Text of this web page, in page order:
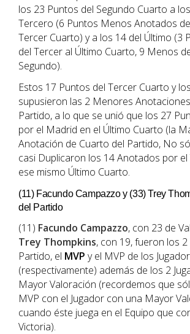
los 23 Puntos del Segundo Cuarto a
Tercero (6 Puntos Menos Anotados
Tercer Cuarto) y a los 14 del Último (3
del Tercer al Último Cuarto, 9 Menos
Segundo).
Estos 17 Puntos del Tercer Cuarto y
supusieron las 2 Menores
Partido, a lo que se unió que los 27
por el Madrid en el Último Cuarto (la
Anotación de Cuarto del Partido, No
casi Duplicaron los 14 Anotados por el
ese mismo Último Cuarto.
(11) Facundo Campazzo y (33) Trey
del Partido
(11) Facundo Campazzo, con 23 de
Trey Thompkins, con 19, fueron los 2
Partido, el MVP y el MVP de los
(respectivamente) además de los 2
Mayor Valoración (recordemos que
MVP con el Jugador con una Mayor
cuando éste juega en el Equipo que
Victoria).